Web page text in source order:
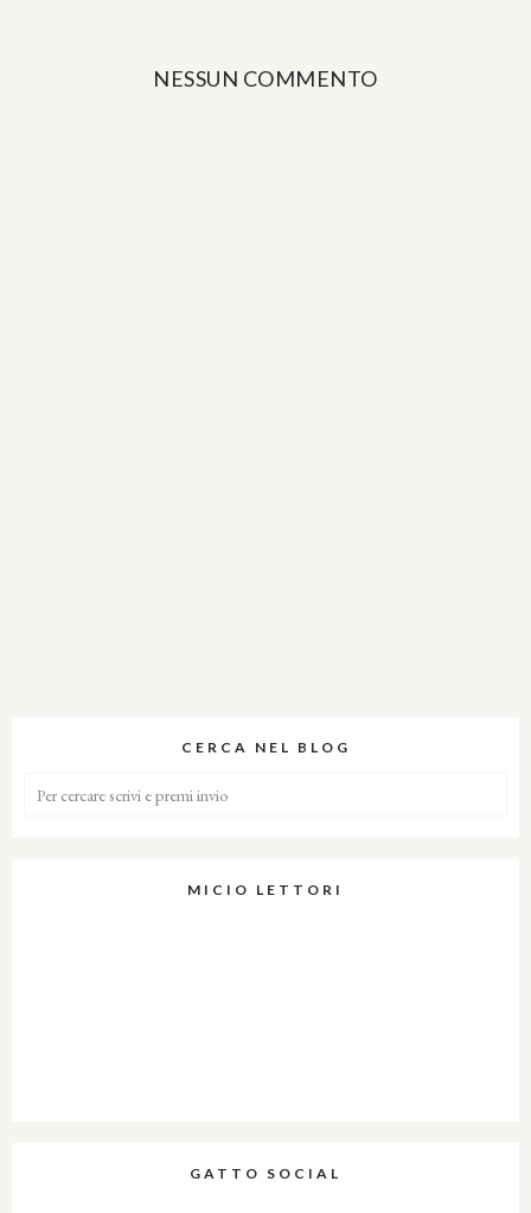
NESSUN COMMENTO
CERCA NEL BLOG
MICIO LETTORI
GATTO SOCIAL